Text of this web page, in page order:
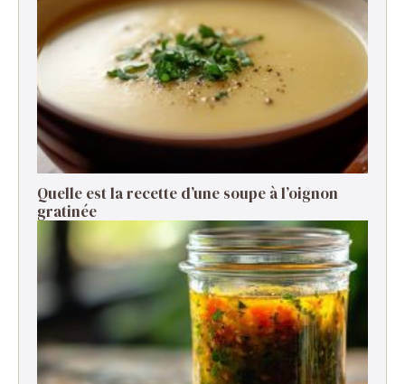
Quelle est la recette d’une soupe à l’oignon
gratinée ​